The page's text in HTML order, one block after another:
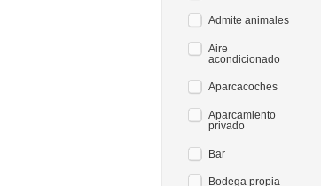
Admite animales
Aire
acondicionado
Aparcacoches
Aparcamiento
privado
Bar
Bodega propia